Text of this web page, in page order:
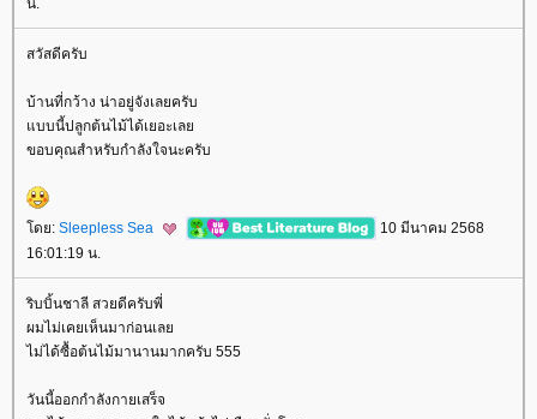
สวัสดีครับ
บ้านที่กว้าง น่าอยู่จังเลยครับ
บบนี้ปลูกต้นไม้ได้เยอะเล
ขอบคุณสำหรับกำลังใจนะครับ
ดย: Sleepless Sea
10 มีนาคม 2568
16:01:19 น.
ริบบิ้นชาลี สวยดีครับพี่
ผมไม่เคยเห็นมาก่อนเล
ไม่ได้ซื้อต้นไม้มานานมากครับ 555
วันนี้ออกกำลังกายเสร็จ